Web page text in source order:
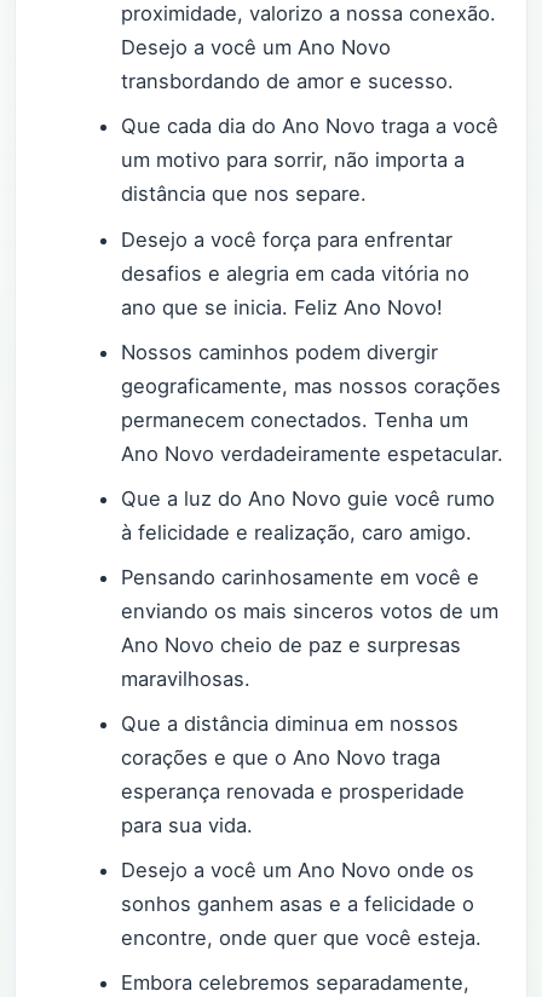
proximidade, valorizo a nossa conexão.
Desejo a você um Ano Novo
transbordando de amor e sucesso.
Que cada dia do Ano Novo traga a você
um motivo para sorrir, não importa a
distância que nos separe.
Desejo a você força para enfrentar
desafios e alegria em cada vitória no
ano que se inicia. Feliz Ano Novo!
Nossos caminhos podem divergir
geograficamente, mas nossos corações
permanecem conectados. Tenha um
Ano Novo verdadeiramente espetacular.
Que a luz do Ano Novo guie você rumo
à felicidade e realização, caro amigo.
Pensando carinhosamente em você e
enviando os mais sinceros votos de um
Ano Novo cheio de paz e surpresas
maravilhosas.
Que a distância diminua em nossos
corações e que o Ano Novo traga
esperança renovada e prosperidade
para sua vida.
Desejo a você um Ano Novo onde os
sonhos ganhem asas e a felicidade o
encontre, onde quer que você esteja.
Embora celebremos separadamente,